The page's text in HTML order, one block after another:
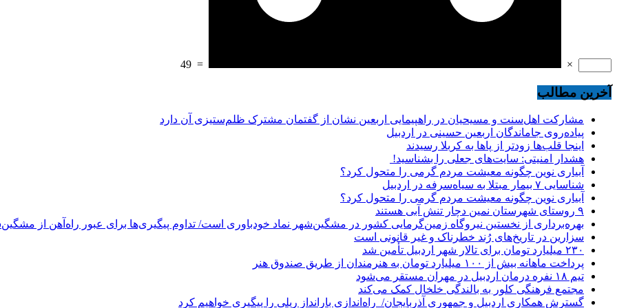
×
=
49
آخرین مطالب
مشارکت اهل‌سنت و مسیحیان در راهپیمایی اربعین نشان از گفتمان مشترک ظلم‌ستیزی آن دارد
پیاده‌روی جاماندگان اربعین حسینی در اردبیل
اینجا قلب‌ها زودتر از پاها به کربلا رسیدند
هشدار امنیتی: سایت‌های جعلی را بشناسید!
آبیاری نوین چگونه معیشت مردم گرمی را متحول کرد؟
شناسایی ۷ بیمار مبتلا به سیاه‌سرفه در اردبیل
آبیاری نوین چگونه معیشت مردم گرمی را متحول کرد؟
۹ روستای شهرستان نمین دچار تنش آبی هستند
بهره‌برداری از نخستین نیروگاه زمین‌گرمایی کشور در مشگین‌شهر نماد خودباوری است/ تداوم پیگیری‌ها برای عبور راه‌آهن از
سزارین در تاریخ‌های رُند خطرناک و غیر قانونی است
۲۳۰ میلیارد تومان برای تالار شهر اردبیل تأمین شد
پرداخت ماهانه بیش از ۱۰۰ میلیارد تومان به هنرمندان از طریق صندوق هنر
تیم ۱۸ نفره درمان اردبیل در مهران مستقر می‌شود
مجتمع فرهنگی کلور به بالندگی خلخال کمک می‌کند
گسترش همکاری اردبیل و جمهوری آذربایجان/ راه‌اندازی بارانداز ریلی را پیگیری خواهیم کرد